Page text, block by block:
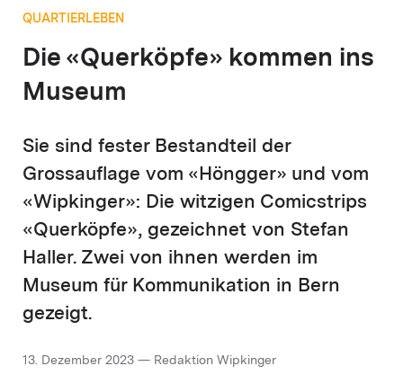
QUARTIERLEBEN
Die «Querköpfe» kommen ins
Museum
Sie sind fester Bestandteil der
Grossauflage vom «Höngger» und vom
«Wipkinger»: Die witzigen Comicstrips
«Querköpfe», gezeichnet von Stefan
Haller. Zwei von ihnen werden im
Museum für Kommunikation in Bern
gezeigt.
13. Dezember 2023 — Redaktion Wipkinger